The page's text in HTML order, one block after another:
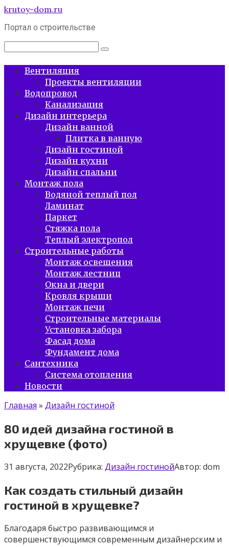
Перейти
контенту
krutoy-dom.ru
Портал о строительстве
Поиск:
Вентиляция
Проекты вентиляции
Водопровод
Канализация
Дизайн интерьера
Дизайн ванной
Плитка в ванную
Дизайн гостиной
Дизайн кухни
Дизайн спальни
Монтаж пола
Водяной теплый пол
Ламинат
Паркет
Стяжка пола
Теплый электропол
Строительные работы
Монтаж освещения
Монтаж лестниц
Окна и двери
Кровля крыши
Монтаж печи
Строительные материалы
Установка забора
Фасад дома
Фундамент дома
Сантехника
Система отопления
Новости
Главная » Дизайн гостиной
80 идей дизайна гостиной в
хрущевке (фото)
31 августа, 2022Рубрика: Дизайн гостинойАвтор: dom
Как создать стильный дизайн
гостиной в хрущевке?
Благодаря быстро развивающимся и
совершенствующимся современным дизайнерским и